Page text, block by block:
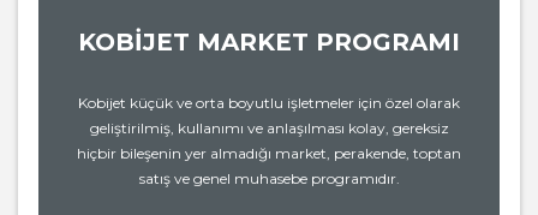
KOBİJET MARKET PROGRAMI
Kobijet küçük ve orta boyutlu işletmeler için özel olarak
geliştirilmiş, kullanımı ve anlaşılması kolay, gereksiz
hiçbir bileşenin yer almadığı market, perakende, toptan
satış ve genel muhasebe programıdır.